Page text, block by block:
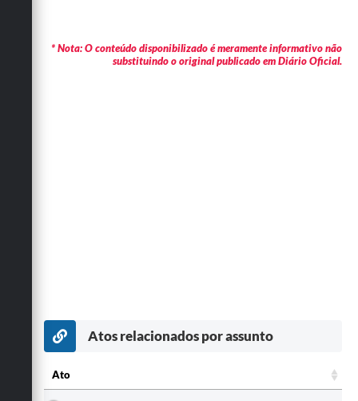
* Nota: O conteúdo disponibilizado é meramente informativo não
substituindo o original publicado em Diário Oficial.
Atos relacionados por assunto
Ato